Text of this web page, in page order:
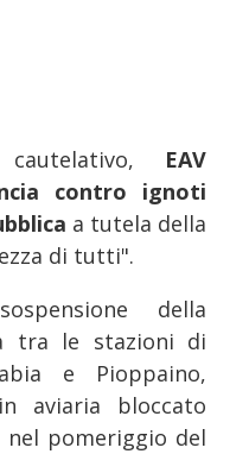
EAV
contro ignoti
a tutela della
di tutti".
della
tra le stazioni di
e Pioppaino,
aviaria bloccato
pomeriggio del